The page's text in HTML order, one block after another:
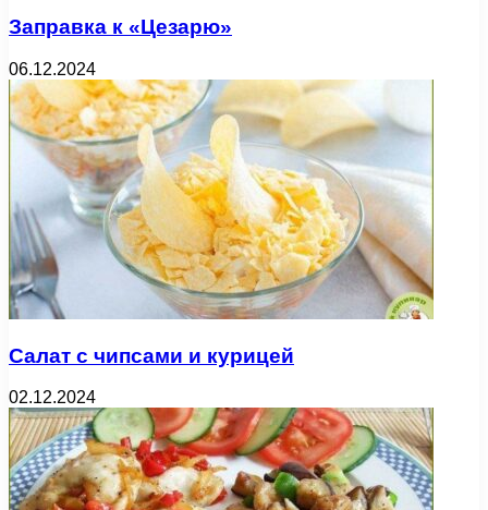
Заправка к «Цезарю»
06.12.2024
Салат с чипсами и курицей
02.12.2024